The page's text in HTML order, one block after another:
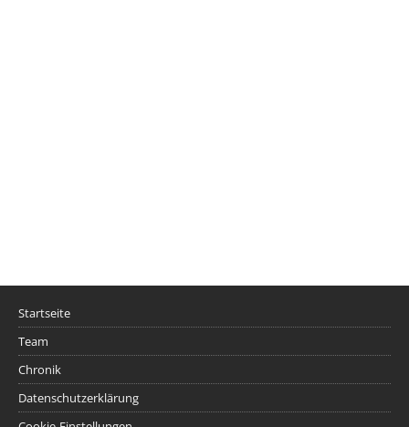
Startseite
Team
Chronik
Datenschutzerklärung